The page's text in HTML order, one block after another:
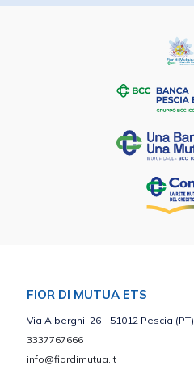
FIOR DI MUTUA ETS
Via Alberghi, 26 - 51012 Pescia (PT)
3337767666
info@fiordimutua.it